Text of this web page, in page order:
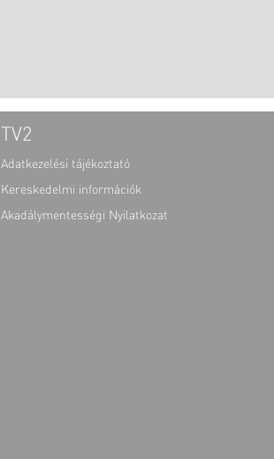
TV2
Adatkezelési tájékoztató
Kereskedelmi információk
Akadálymentességi Nyilatkozat